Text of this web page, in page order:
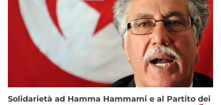
Solidarietà ad Hamma Hammami e al Partito dei